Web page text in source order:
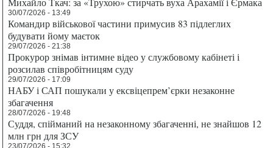
30/07/2026 - 13:49
Командир військової частини примусив 83 підлеглих
будувати йому маєток
29/07/2026 - 21:38
Прокурор знімав інтимне відео у службовому кабінеті і
розсилав співробітницям суду
29/07/2026 - 17:09
НАБУ і САП пошукали у ексвіцепрем’єрки незаконне
збагачення
28/07/2026 - 19:48
Суддя, спійманий на незаконному збагаченні, не знайшов 12
млн грн для ЗСУ